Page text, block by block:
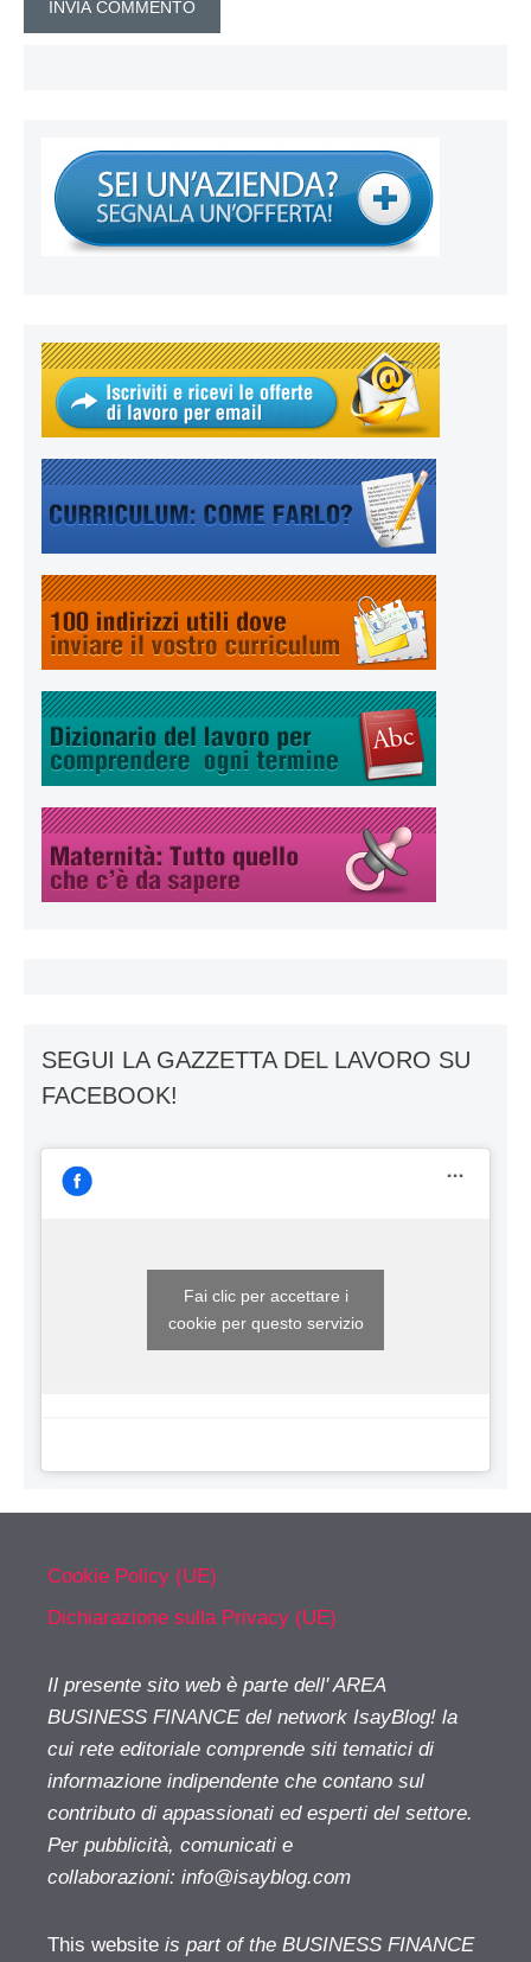
SEGUI LA GAZZETTA DEL LAVORO SU
FACEBOOK!
Fai clic per accettare i
cookie per questo servizio
Cookie Policy (UE)
Dichiarazione sulla Privacy (UE)
Il presente sito web è parte dell' AREA
BUSINESS FINANCE del network IsayBlog! la
cui rete editoriale comprende siti tematici di
informazione indipendente che contano sul
contributo di appassionati ed esperti del settore.
Per pubblicità, comunicati e
collaborazioni: info@isayblog.com
This website is part of the BUSINESS FINANCE